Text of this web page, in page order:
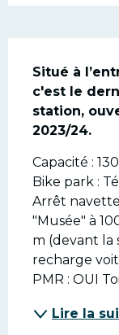
Situé à
c'est le
station,
2023/24.
Capacité :
Bike park :
Arrêt
"Musée" à
m (devant la
recharge
PMR : OUI
Lire la